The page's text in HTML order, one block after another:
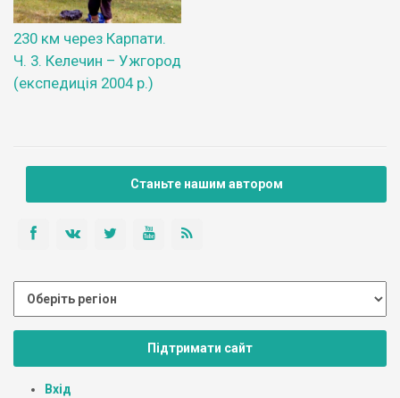
230 км через Карпати.
Ч. 3. Келечин – Ужгород
(експедиція 2004 р.)
Станьте нашим автором
Підтримати сайт
Вхід